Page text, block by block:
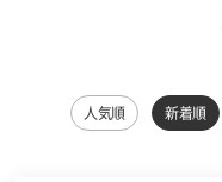
人気順 新着順